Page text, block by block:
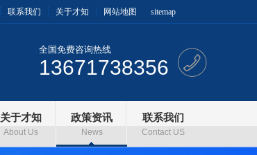
联系我们 关于才知 网站地图 sitemap
全国免费咨询热线
13671738356
关于才知
About Us
政策资讯
News
联系我们
Contact US